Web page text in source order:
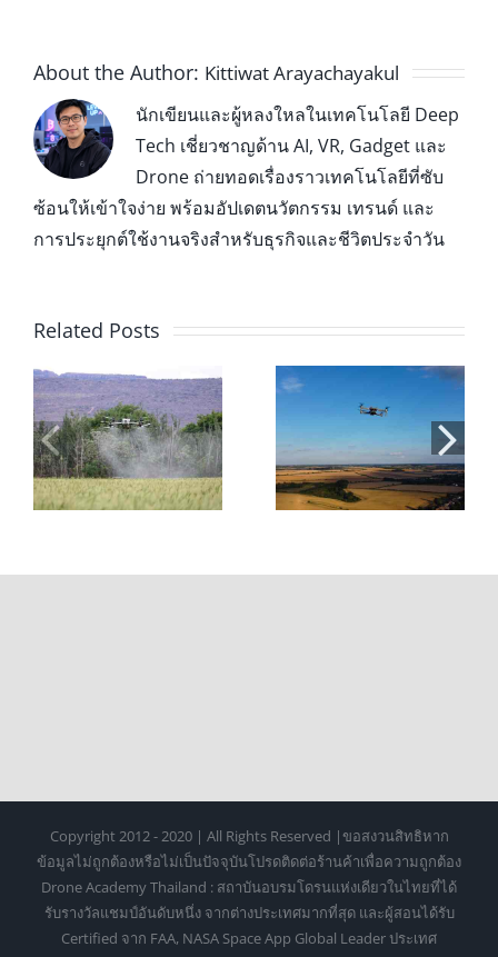
About the Author: Kittiwat Arayachayakul
นักเขียนและผู้หลงใหลในเทคโนโลยี Deep
Tech เชี่ยวชาญด้าน AI, VR, Gadget และ
Drone ถ่ายทอดเรื่องราวเทคโนโลยีที่ซับ
ซ้อนให้เข้าใจง่าย พร้อมอัปเดตนวัตกรรม เทรนด์ และ
การประยุกต์ใช้งานจริงสำหรับธุรกิจและชีวิตประจำวัน
Related Posts
สอบใบอนุญาตบิน
โดรน 2026: ขั้น
ตอน ค่าใช้จ่าย
โดรนเพื่อ
การเกษตร: 7 ข้อดี
และประโยชน์ที่
ช่วยลดต้นทุนและ
Copyright 2012 - 2020 | All Rights Reserved |ขอสงวนสิทธิหาก
ข้อมูลไม่ถูกต้องหรือไม่เป็นปัจจุบันโปรดติดต่อร้านค้าเพื่อความถูกต้อง
Drone Academy Thailand : สถาบันอบรมโดรนแห่งเดียวในไทยที่ได้
รับรางวัลแชมป์อันดับหนึ่ง จากต่างประเทศมากที่สุด และผู้สอนได้รับ
Certified จาก FAA, NASA Space App Global Leader ประเทศ